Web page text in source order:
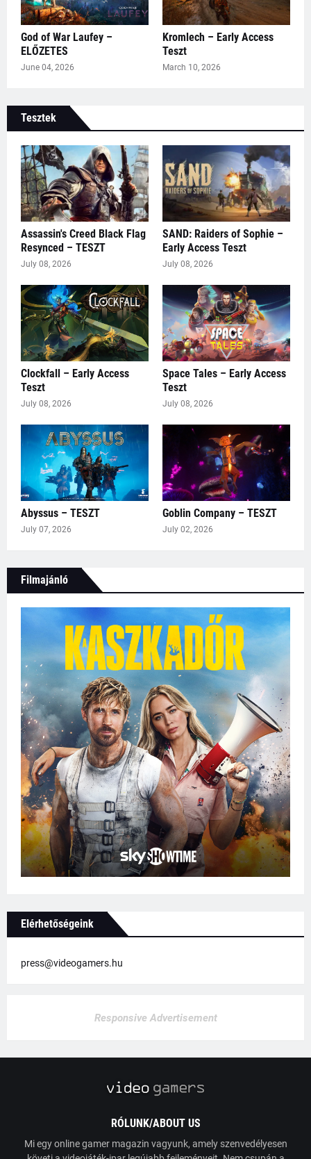
God of War Laufey –
ELŐZETES
June 04, 2026
Kromlech – Early Access
Teszt
March 10, 2026
Tesztek
Assassin's Creed Black Flag
Resynced – TESZT
July 08, 2026
SAND: Raiders of Sophie –
Early Access Teszt
July 08, 2026
Clockfall – Early Access
Teszt
July 08, 2026
Space Tales – Early Access
Teszt
July 08, 2026
Abyssus – TESZT
July 07, 2026
Goblin Company – TESZT
July 02, 2026
Filmajánló
Elérhetőségeink
press@videogamers.hu
Responsive Advertisement
RÓLUNK/ABOUT US
Mi egy online gamer magazin vagyunk, amely szenvedélyesen